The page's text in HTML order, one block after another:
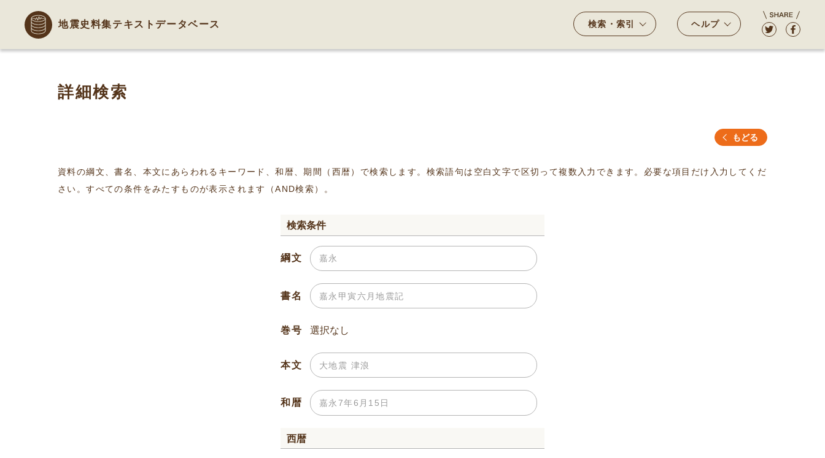
地震史料集テキストデータベース 検索・索引 ヘルプ
詳細検索
もどる
資料の綱文、書名、本文にあらわれるキーワード、和暦、期間（西暦）で検索します。検索語句は空白文字で区切って複数入力できます。必要な項目だけ入力してくだ
さい。すべての条件をみたすものが表示されます（AND検索）。
検索条件
綱文
書名
巻号
本文
和暦
西暦